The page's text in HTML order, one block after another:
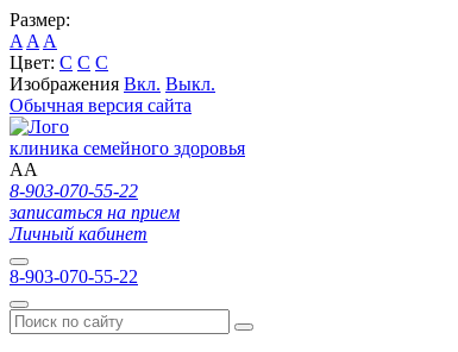
Размер:
A A A
Цвет: C C C
Изображения Вкл. Выкл.
Обычная версия сайта
клиника семейного здоровья
AA
8-903-070-55-22
записаться на прием
Личный кабинет
8-903-070-55-22